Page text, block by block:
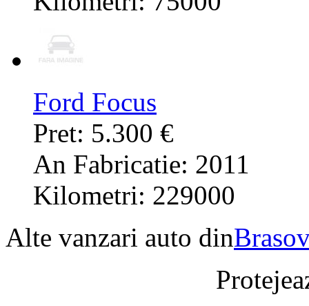
Ford Focus
Pret: 5.300 €
An Fabricatie: 2011
Kilometri: 229000
Alte vanzari auto din